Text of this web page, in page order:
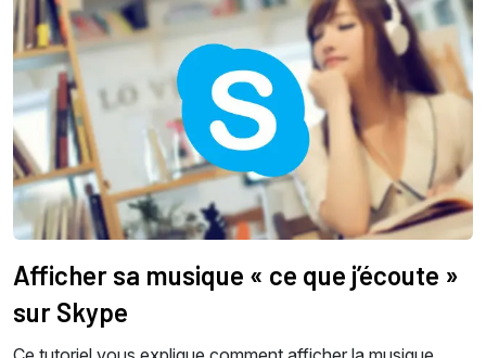
Afficher sa musique « ce que j’écoute »
sur Skype